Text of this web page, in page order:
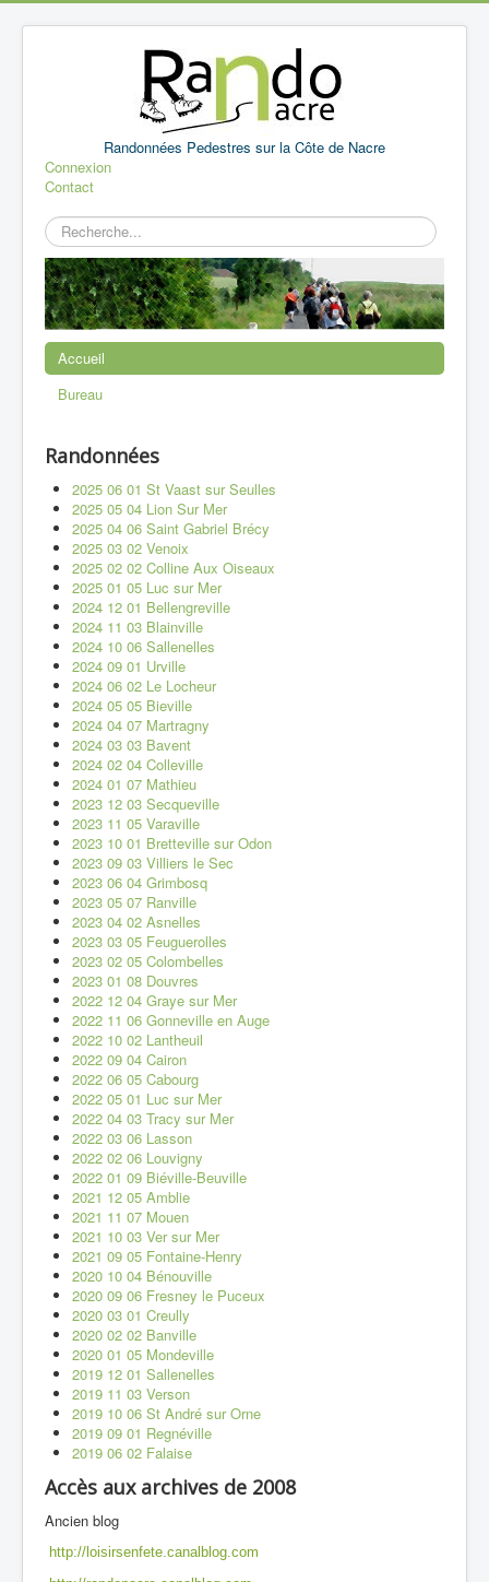
Randonnées Pedestres sur la Côte de Nacre
Connexion
Contact
Rechercher
Accueil
Bureau
Randonnées
2025 06 01 St Vaast sur Seulles
2025 05 04 Lion Sur Mer
2025 04 06 Saint Gabriel Brécy
2025 03 02 Venoix
2025 02 02 Colline Aux Oiseaux
2025 01 05 Luc sur Mer
2024 12 01 Bellengreville
2024 11 03 Blainville
2024 10 06 Sallenelles
2024 09 01 Urville
2024 06 02 Le Locheur
2024 05 05 Bieville
2024 04 07 Martragny
2024 03 03 Bavent
2024 02 04 Colleville
2024 01 07 Mathieu
2023 12 03 Secqueville
2023 11 05 Varaville
2023 10 01 Bretteville sur Odon
2023 09 03 Villiers le Sec
2023 06 04 Grimbosq
2023 05 07 Ranville
2023 04 02 Asnelles
2023 03 05 Feuguerolles
2023 02 05 Colombelles
2023 01 08 Douvres
2022 12 04 Graye sur Mer
2022 11 06 Gonneville en Auge
2022 10 02 Lantheuil
2022 09 04 Cairon
2022 06 05 Cabourg
2022 05 01 Luc sur Mer
2022 04 03 Tracy sur Mer
2022 03 06 Lasson
2022 02 06 Louvigny
2022 01 09 Biéville-Beuville
2021 12 05 Amblie
2021 11 07 Mouen
2021 10 03 Ver sur Mer
2021 09 05 Fontaine-Henry
2020 10 04 Bénouville
2020 09 06 Fresney le Puceux
2020 03 01 Creully
2020 02 02 Banville
2020 01 05 Mondeville
2019 12 01 Sallenelles
2019 11 03 Verson
2019 10 06 St André sur Orne
2019 09 01 Regnéville
2019 06 02 Falaise
Accès aux archives de 2008
Ancien blog
http://loisirsenfete.canalblog.com